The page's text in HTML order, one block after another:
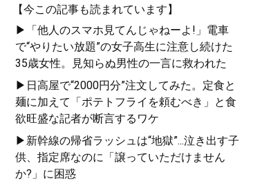
【今この記事も読まれています】
▶「他人のスマホ見てんじゃねーよ!」電車
で“やりたい放題”の女子高生に注意し続けた
35歳女性。見知らぬ男性の一言に救われた
▶日高屋で“2000円分”注文してみた。定食と
麺に加えて「ポテトフライを頼むべき」と食
欲旺盛な記者が断言するワケ
▶新幹線の帰省ラッシュは“地獄”...泣き出す子
供、指定席なのに「譲っていただけません
か?」に困惑